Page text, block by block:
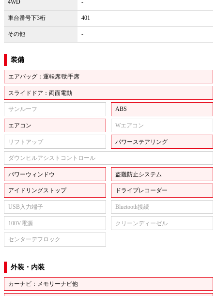
4WD -
車台番号下3桁 401
その他 -
装備
エアバッグ：運転席/助手席
スライドドア：両面電動
サンルーフ ABS
エアコン Wエアコン
リフトアップ パワーステアリング
ダウンヒルアシストコントロール
パワーウィンドウ 盗難防止システム
アイドリングストップ ドライブレコーダー
USB入力端子 Bluetooth接続
100V電源 クリーンディーゼル
センターデフロック
外装・内装
カーナビ：メモリーナビ他